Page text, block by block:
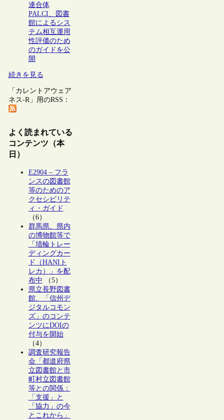
連合体
PALCI、図書
館によるシス
テム相互運用
性評価のため
のガイドを公
開
続きを見る
「カレントアウェア
ネス-R」用のRSS：
よく読まれている
コンテンツ（本
日）
E2904 – フラ
ンスの図書館
等のためのア
クセシビリテ
ィ・ガイド
（6）
群馬県、県内
の博物館等で
「埴輪トレー
ディングカー
ド（HANIト
レカ）」を配
布中 （5）
県立長野図書
館、「信州デ
ジタルコモン
ズ」のコンテ
ンツにDOIの
付与を開始
（4）
調査研究報告
会「都道府県
立図書館と市
町村立図書館
等との関係：
「支援」と
「協力」の今
とこれから」